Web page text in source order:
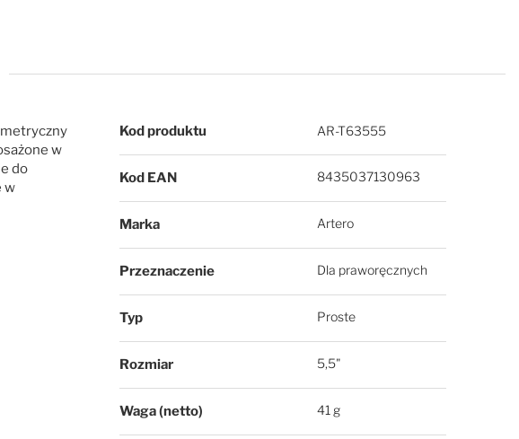
w
do
w
Więcej informacji
Kod produktu AR-T63555
Kod EAN 8435037130963
Marka Artero
Przeznaczenie Dla praworęcznych
Typ Proste
Rozmiar 5,5"
Waga (netto) 41 g